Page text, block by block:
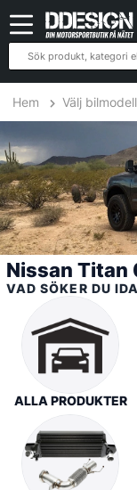
Hem Välj bilmodell
Nissan Titan
VAD SÖKER DU
ALLA PRODUKTER